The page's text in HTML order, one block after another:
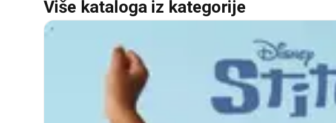
Više kataloga iz kategorije